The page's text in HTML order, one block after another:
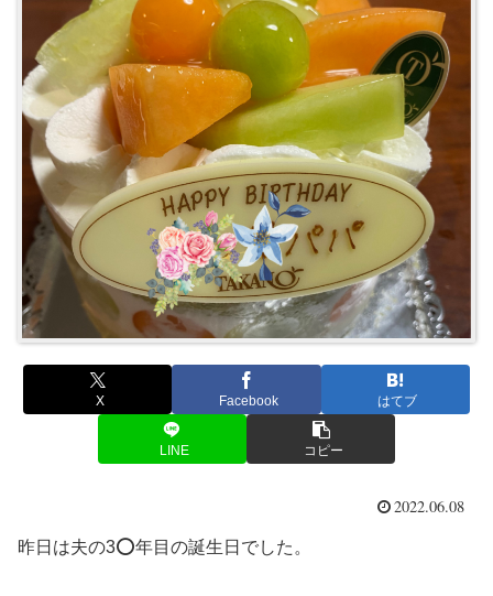
X Facebook はてブ
LINE コピー
2022.06.08
昨日は夫の3⭕年目の誕生日でした。